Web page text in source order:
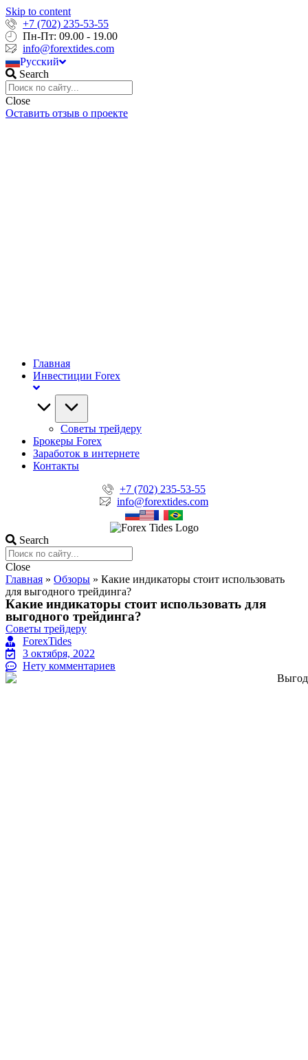
Skip to content
+7 (702) 235-53-55
Пн-Пт: 09.00 - 19.00
info@forextides.com
Русский
English
Français
Português
Search
Close
Оставить отзыв о проекте
Главная
Инвестиции Forex
Советы трейдеру
Брокеры Forex
Заработок в интернете
Контакты
+7 (702) 235-53-55
info@forextides.com
Search
Close
Главная » Обзоры » Какие индикаторы стоит использовать
для выгодного трейдинга?
Какие индикаторы стоит использовать для
выгодного трейдинга?
Советы трейдеру
ForexTides
3 октября, 2022
Нету комментариев